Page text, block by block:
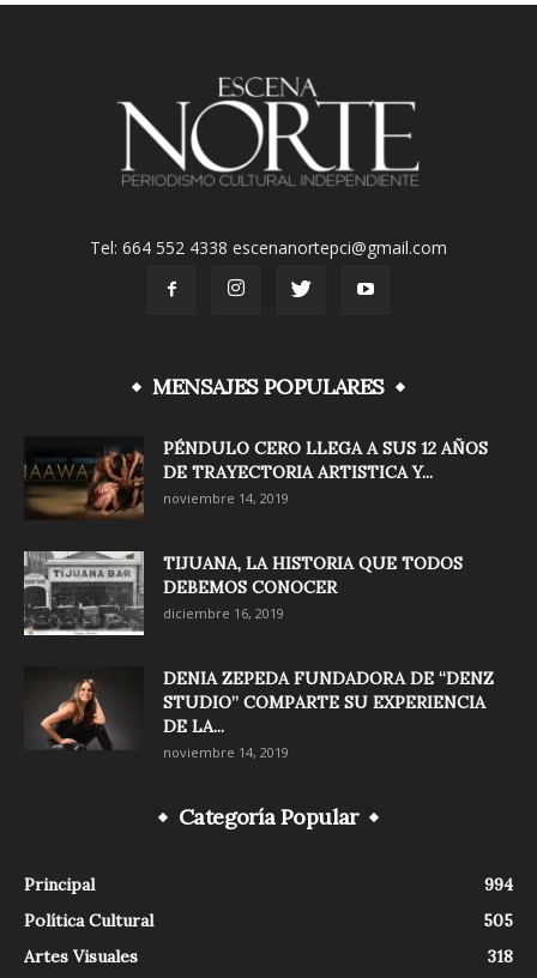
Tel: 664 552 4338 escenanortepci@gmail.com
MENSAJES POPULARES
PÉNDULO CERO LLEGA A SUS 12 AÑOS
DE TRAYECTORIA ARTISTICA Y...
noviembre 14, 2019
TIJUANA, LA HISTORIA QUE TODOS
DEBEMOS CONOCER
diciembre 16, 2019
DENIA ZEPEDA FUNDADORA DE “DENZ
STUDIO” COMPARTE SU EXPERIENCIA
DE LA...
noviembre 14, 2019
Categoría Popular
Principal
994
Política Cultural
505
Artes Visuales
318